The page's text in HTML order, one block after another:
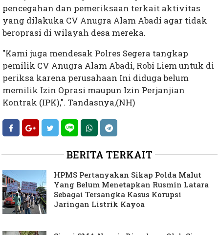
pencegahan dan pemeriksaan terkait aktivitas
yang dilakuka CV Anugra Alam Abadi agar tidak
beroprasi di wilayah desa mereka.
"Kami juga mendesak Polres Segera tangkap
pemilik CV Anugra Alam Abadi, Robi Liem untuk di
periksa karena perusahaan Ini diduga belum
memilik Izin Oprasi maupun Izin Perjanjian
Kontrak (IPK),". Tandasnya,(NH)
BERITA TERKAIT
HPMS Pertanyakan Sikap Polda Malut
Yang Belum Menetapkan Rusmin Latara
Sebagai Tersangka Kasus Korupsi
Jaringan Listrik Kayoa